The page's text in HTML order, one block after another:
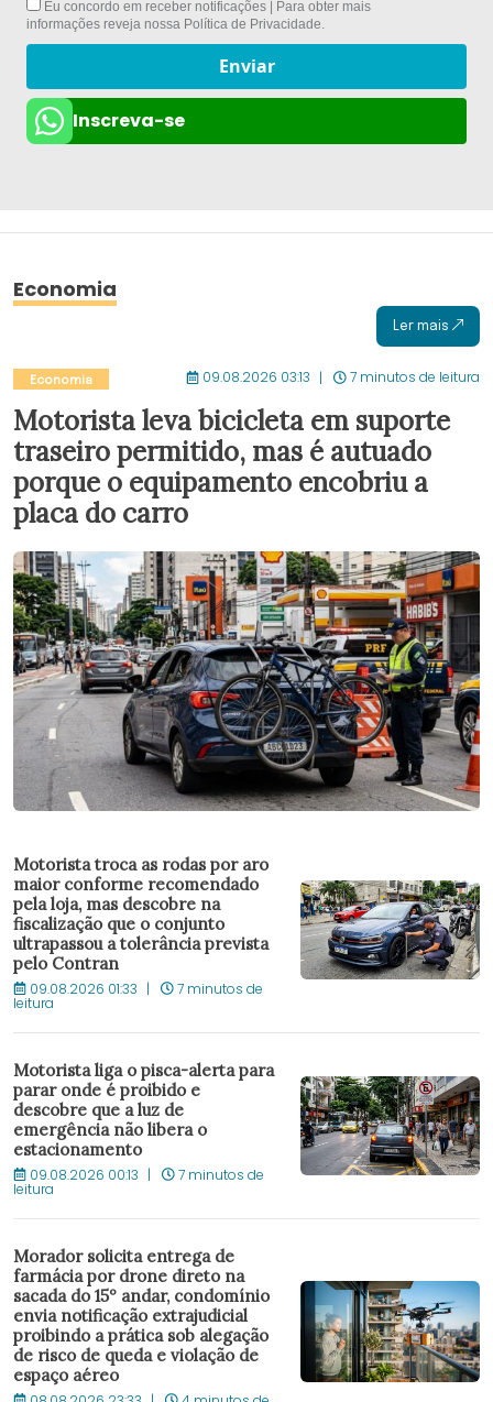
Eu concordo em receber notificações | Para obter mais
informações reveja nossa Política de Privacidade
Enviar
Inscreva-se
Economia
Ler mais
Economia 09.08.2026 03:13 7 minutos de leitura
Motorista leva bicicleta em suporte
traseiro permitido, mas é autuado
porque o equipamento encobriu a
placa do carro
Motorista troca as rodas por aro
maior conforme recomendado
pela loja, mas descobre na
fiscalização que o conjunto
ultrapassou a tolerância prevista
pelo Contran
09.08.2026 01:33 7 minutos de
leitura
Motorista liga o pisca-alerta para
parar onde é proibido e
descobre que a luz de
emergência não libera o
estacionamento
09.08.2026 00:13 7 minutos de
leitura
Morador solicita entrega de
farmácia por drone direto na
sacada do 15º andar, condomínio
envia notificação extrajudicial
proibindo a prática sob alegação
de risco de queda e violação de
espaço aéreo